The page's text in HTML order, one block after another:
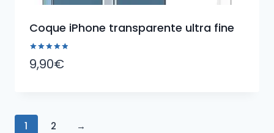
Coque iPhone transparente ultra fine
Note
5.00
sur 5
9,90€
1 2 →